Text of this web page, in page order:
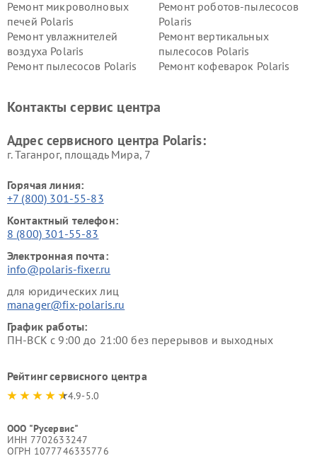
Ремонт микроволновых
печей Polaris
Ремонт роботов-пылесосов
Polaris
Ремонт увлажнителей
воздуха Polaris
Ремонт вертикальных
пылесосов Polaris
Ремонт пылесосов Polaris
Ремонт кофеварок Polaris
Контакты сервис центра
Адрес сервисного центра Polaris:
г. Таганрог, площадь Мира, 7
Горячая линия:
+7 (800) 301-55-83
Контактный телефон:
8 (800) 301-55-83
Электронная почта:
info@polaris-fixer.ru
для юридических лиц
manager@fix-polaris.ru
График работы:
ПН-ВСК с 9:00 до 21:00 без перерывов и выходных
Рейтинг сервисного центра
4.9-5.0
ООО "Русервис"
ИНН 7702633247
ОГРН 1077746335776